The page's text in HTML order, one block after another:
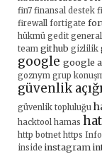
fin7 finansal destek
firewall fortigate
hükmü gedit
team github gizlilik
google google
goznym grup
güvenlik
güvenlik topluluğu
hacktool hamas
http botnet https
inside instagram